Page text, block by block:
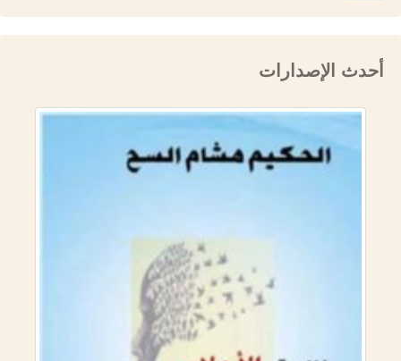
أحدث الإصدارات